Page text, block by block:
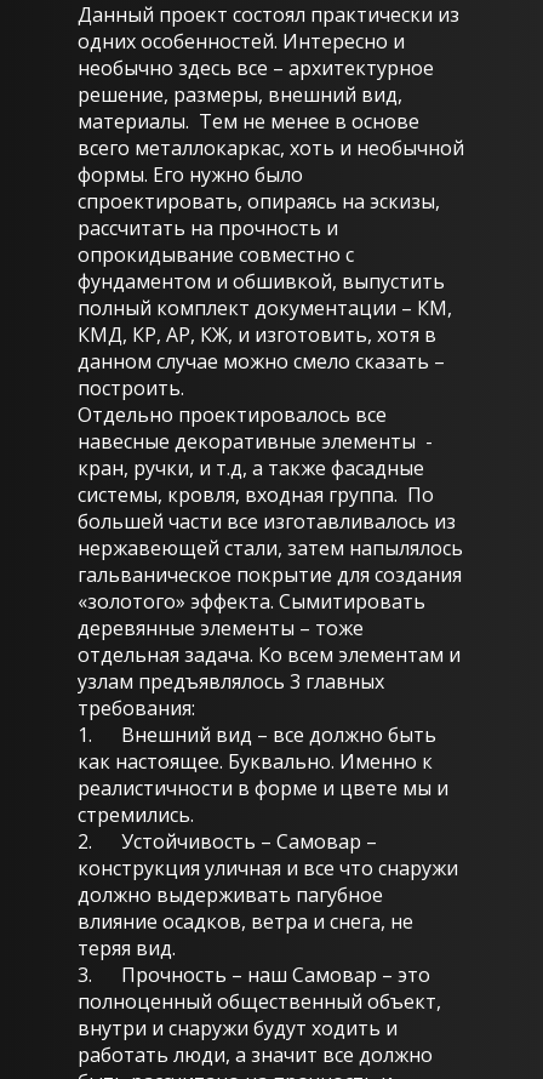
Данный проект состоял практически из
одних особенностей. Интересно и
необычно здесь все – архитектурное
решение, размеры, внешний вид,
материалы. Тем не менее в основе
всего металлокаркас, хоть и необычной
формы. Его нужно было
спроектировать, опираясь на эскизы,
рассчитать на прочность и
опрокидывание совместно с
фундаментом и обшивкой, выпустить
полный комплект документации – КМ,
КМД, КР, АР, КЖ, и изготовить, хотя в
данном случае можно смело сказать –
построить.
Отдельно проектировалось все
навесные декоративные элементы -
кран, ручки, и т.д, а также фасадные
системы, кровля, входная группа. По
большей части все изготавливалось из
нержавеющей стали, затем напылялось
гальваническое покрытие для создания
«золотого» эффекта. Сымитировать
деревянные элементы – тоже
отдельная задача. Ко всем элементам и
узлам предъявлялось 3 главных
требования:
1. Внешний вид – все должно быть
как настоящее. Буквально. Именно к
реалистичности в форме и цвете мы и
стремились.
2. Устойчивость – Самовар –
конструкция уличная и все что снаружи
должно выдерживать пагубное
влияние осадков, ветра и снега, не
теряя вид.
3. Прочность – наш Самовар – это
полноценный общественный объект,
внутри и снаружи будут ходить и
работать люди, а значит все должно